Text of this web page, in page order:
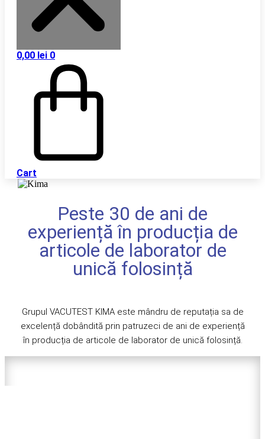
0,00 lei 0
Cart
Peste 30 de ani de
experiență în producția de
articole de laborator de
unică folosință
Grupul VACUTEST KIMA este mândru de reputația sa de
excelență dobândită prin patruzeci de ani de experiență
în producția de articole de laborator de unică folosință.